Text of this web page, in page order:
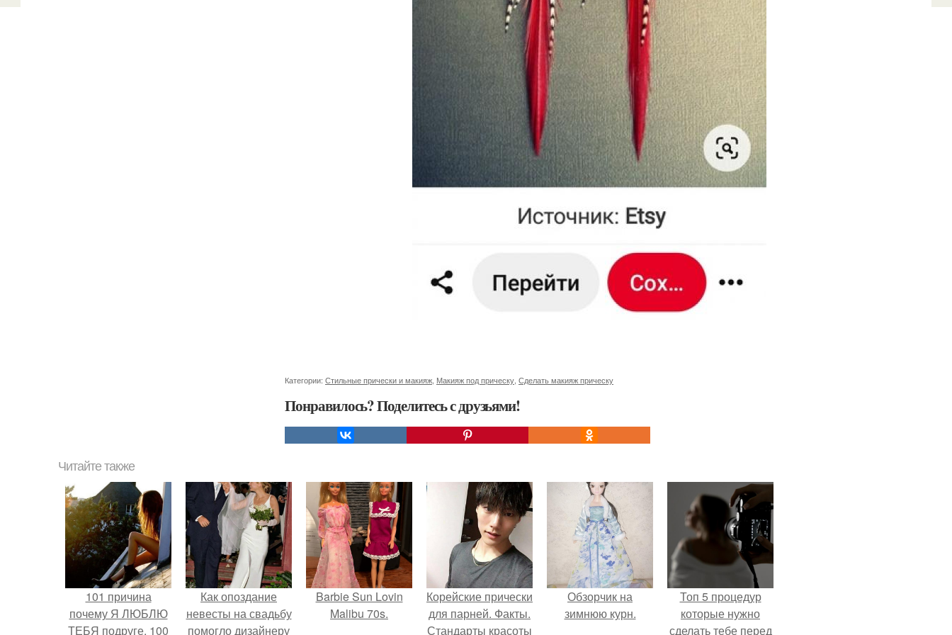
Категории: Стильные прически и макияж Макияж под прическу Сделать макияж прическу
Понравилось? Поделитесь с друзьями!
Читайте также
101 причина
почему Я ЛЮБЛЮ
ТЕБЯ подруге. 100
Как опоздание
невесты на свадьбу
помогло дизайнеру
Barbie Sun Lovin
Malibu 70s.
Корейские прически
для парней. Факты.
Стандарты красоты
Обзорчик на
зимнюю курн.
Топ 5 процедур
которые нужно
сделать тебе перед